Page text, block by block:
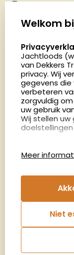
Palenrij 1
Nederland
4.8
2879
Dinsdag en
uur
Afspraak
Nieuwsbrief
€5,-
Blijf op de
Welkom
select
Jachtloods
van Dekkers
privacy. Wij
gegevens die
verbeteren
zorgvuldig
uw gebruik
Wij stellen
gebruiken
advertenties
informatie
uw computer
door Google
Verenigde
Google voor
Meer
Niet